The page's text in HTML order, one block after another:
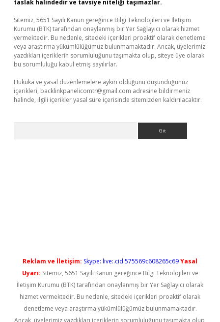
taslak halindedir ve tavsiye niteliği taşımazlar.
Sitemiz, 5651 Sayılı Kanun gereğince Bilgi Teknolojileri ve İletişim
Kurumu (BTK) tarafından onaylanmış bir Yer Sağlayıcı olarak hizmet
vermektedir. Bu nedenle, sitedeki içerikleri proaktif olarak denetleme
veya araştırma yükümlülüğümüz bulunmamaktadır. Ancak, üyelerimiz
yazdıkları içeriklerin sorumluluğunu taşımakta olup, siteye üye olarak
bu sorumluluğu kabul etmiş sayılırlar.
Hukuka ve yasal düzenlemelere aykırı olduğunu düşündüğünüz
içerikleri, backlinkpanelicomtr@gmail.com adresine bildirmeniz
halinde, ilgili içerikler yasal süre içerisinde sitemizden kaldırılacaktır.
Reklam ve İletişim: Skype: live:.cid.575569c608265c69Yasal
Uyarı: Sitemiz, 5651 Sayılı Kanun gereğince Bilgi Teknolojileri ve
İletişim Kurumu (BTK) tarafından onaylanmış bir Yer Sağlayıcı olarak
hizmet vermektedir. Bu nedenle, sitedeki içerikleri proaktif olarak
denetleme veya araştırma yükümlülüğümüz bulunmamaktadır.
Ancak, üyelerimiz yazdıkları içeriklerin sorumluluğunu taşımakta olup,